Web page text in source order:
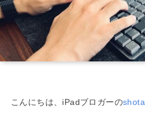
こんにちは、iPadブロガーのshota